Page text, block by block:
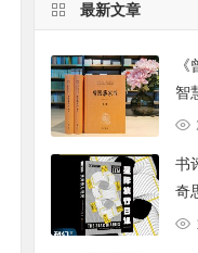
最新文章
智
书
奇